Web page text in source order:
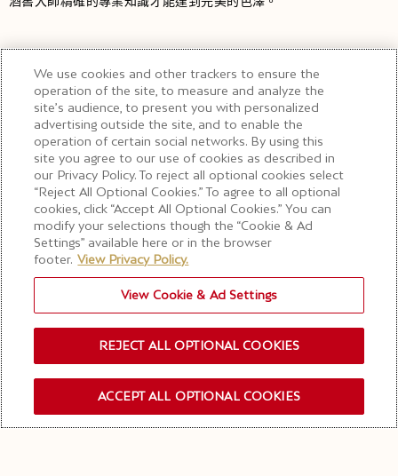
為了慶祝一個光彩奪目的時刻，請選擇酩悅香檳皇室粉紅香檳，它
擁有充滿活力的紅色水果香氣，以及強度與優雅的完美平衡。
香檳儲存建議
We use cookies and other trackers to ensure the
operation of the site, to measure and analyze the
site’s audience, to present you with personalized
advertising outside the site, and to enable the
operation of certain social networks. By using this
site you agree to our use of cookies as described in
our Privacy Policy. To reject all optional cookies select
“Reject All Optional Cookies.” To agree to all optional
cookies, click “Accept All Optional Cookies.” You can
modify your selections though the “Cookie & Ad
Settings” available here or in the browser
footer. View Privacy Policy.
View Cookie & Ad Settings
REJECT ALL OPTIONAL COOKIES
ACCEPT ALL OPTIONAL COOKIES